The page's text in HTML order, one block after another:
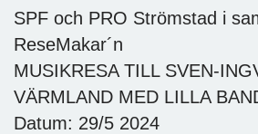
SPF och PRO Strömstad i
ReseMakar´n
MUSIKRESA TILL SVEN-
VÄRMLAND MED LILLA
Datum: 29/5 2024